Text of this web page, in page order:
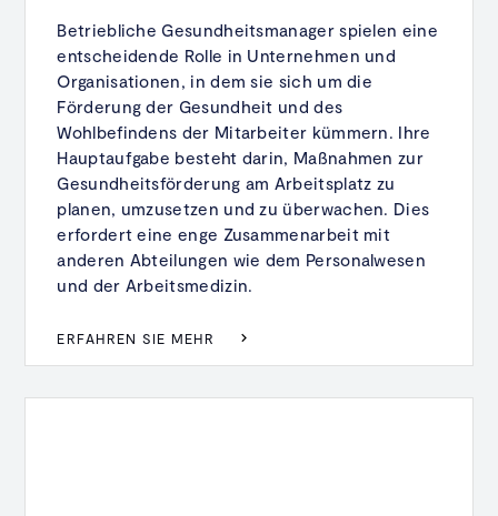
Betriebliche Gesundheitsmanager spielen eine
entscheidende Rolle in Unternehmen und
Organisationen, in dem sie sich um die
Förderung der Gesundheit und des
Wohlbefindens der Mitarbeiter kümmern. Ihre
Hauptaufgabe besteht darin, Maßnahmen zur
Gesundheitsförderung am Arbeitsplatz zu
planen, umzusetzen und zu überwachen. Dies
erfordert eine enge Zusammenarbeit mit
anderen Abteilungen wie dem Personalwesen
und der Arbeitsmedizin.
ERFAHREN SIE MEHR